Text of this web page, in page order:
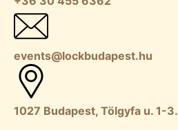
events@lockbudapest.hu
1027 Budapest, Tölgyfa u. 1-3.